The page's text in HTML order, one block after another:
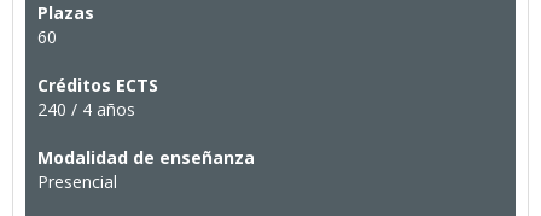
Plazas
60
Créditos ECTS
240 / 4 años
Modalidad de enseñanza
Presencial